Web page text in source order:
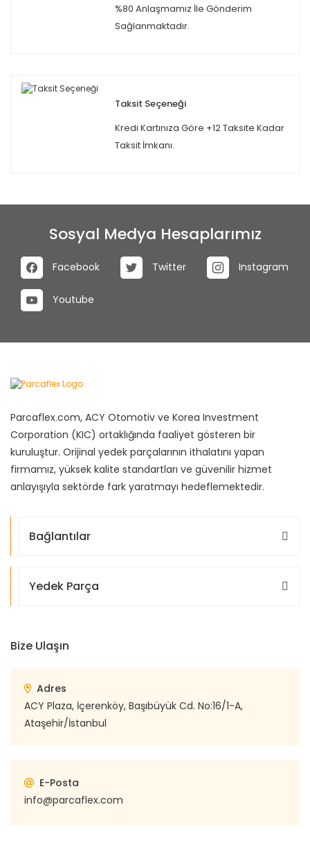
%80 Anlaşmamız İle Gönderim
Sağlanmaktadır.
Taksit Seçeneği
Kredi Kartınıza Göre +12 Taksite Kadar
Taksit İmkanı.
Sosyal Medya Hesaplarımız
Facebook Twitter Instagram
Youtube
Parcaflex.com, ACY Otomotiv ve Korea Investment
Corporation (KIC) ortaklığında faaliyet gösteren bir
kuruluştur. Orijinal yedek parçalarının ithalatını yapan
firmamız, yüksek kalite standartları ve güvenilir hizmet
anlayışıyla sektörde fark yaratmayı hedeflemektedir.
Bağlantılar
Yedek Parça
Bize Ulaşın
Adres
ACY Plaza, İçerenköy, Başıbüyük Cd. No:16/1-A,
Ataşehir/İstanbul
E-Posta
info@parcaflex.com